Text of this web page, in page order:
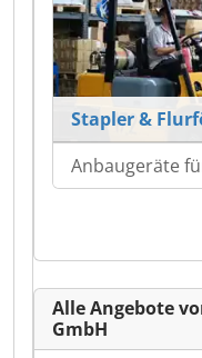
Stapler &
Anbaugeräte
Alle Angebote
GmbH